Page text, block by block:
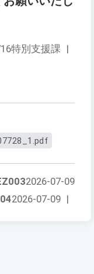
特別支援課 |
2026-07-09
2026-07-09 |